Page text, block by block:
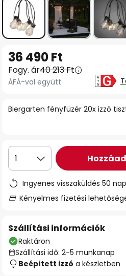
képgaléria
elejére
Biergarten fényfüzér 20x izzó
36 490 Ft
Fogy. ár40 213 Ft
ÁFÁ-val együtt
1
Ingyenes visszaküldés 50
Kényelmes fizetési
Szállítási információk
Raktáron
Szállítási idő: 2-5 munkanap
Beépített izzó a készletben